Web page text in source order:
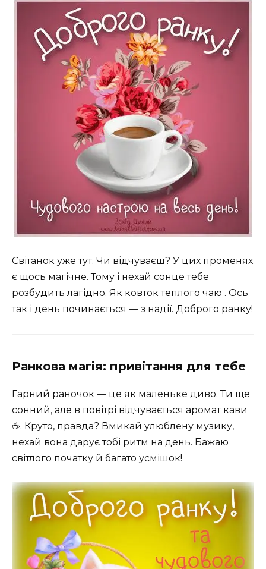
Світанок уже тут. Чи відчуваєш? У цих променях
є щось магічне. Тому і нехай сонце тебе
розбудить лагідно. Як ковток теплого чаю . Ось
так і день починається — з надії. Доброго ранку!
Ранкова магія: привітання для тебе
Гарний раночок — це як маленьке диво. Ти ще
сонний, але в повітрі відчувається аромат кави
☕️. Круто, правда? Вмикай улюблену музику,
нехай вона дарує тобі ритм на день. Бажаю
світлого початку й багато усмішок!